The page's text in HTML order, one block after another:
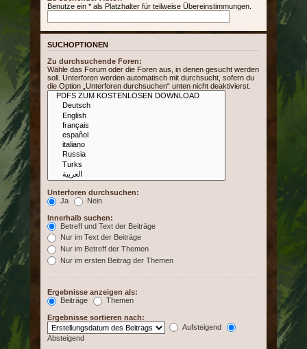
Benutze ein * als Platzhalter für teilweise Übereinstimmungen.
SUCHOPTIONEN
Zu durchsuchende Foren:
Wähle das Forum oder die Foren aus, in denen gesucht werden
soll. Unterforen werden automatisch mit durchsucht, sofern du
die Option „Unterforen durchsuchen“ unten nicht deaktivierst.
Unterforen durchsuchen:
Ja
Nein
Innerhalb suchen:
Betreff und Text der Beiträge
Nur im Text der Beiträge
Nur im Betreff der Themen
Nur im ersten Beitrag der Themen
Ergebnisse anzeigen als:
Beiträge
Themen
Ergebnisse sortieren nach:
Aufsteigend
Absteigend